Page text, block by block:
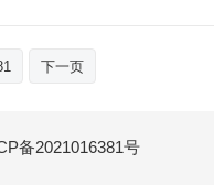
下一页
备2021016381号